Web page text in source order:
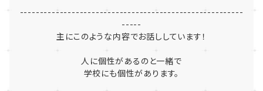
--------------------------------------------------------
-----
主にこのような内容でお話ししています！
人に個性があるのと一緒で
学校にも個性があります。